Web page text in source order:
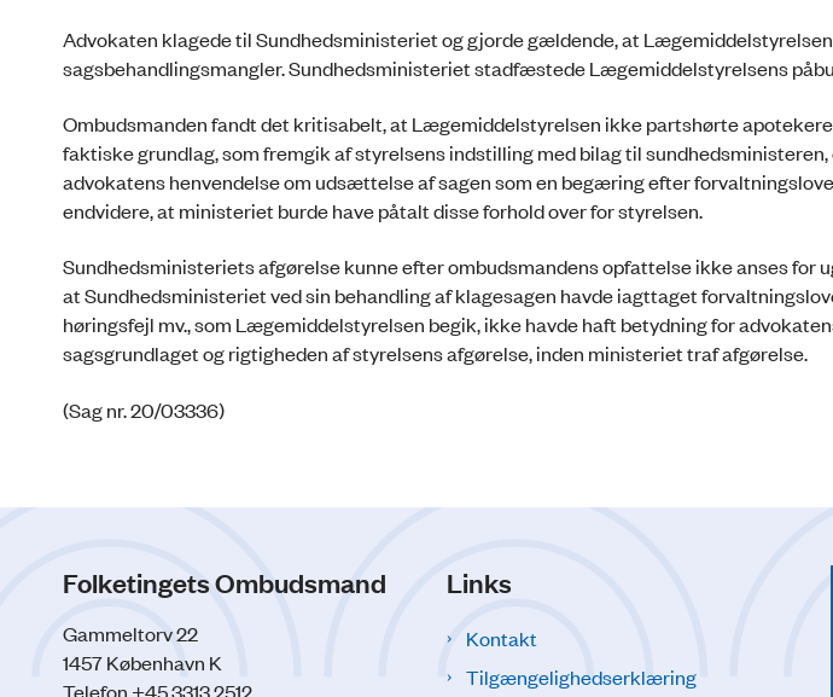
Advokaten klagede til Sundhedsministeriet og gjorde gældende, at
sagsbehandlingsmangler. Sundhedsministeriet stadfæstede Lægemiddelstyrelsens
Ombudsmanden fandt det kritisabelt, at Lægemiddelstyrelsen ikke partshørte
faktiske grundlag, som fremgik af styrelsens indstilling med bilag til
advokatens henvendelse om udsættelse af sagen som en begæring efter
endvidere, at ministeriet burde have påtalt disse forhold over for styrelsen.
Sundhedsministeriets afgørelse kunne efter ombudsmandens opfattelse ikke anses for
at Sundhedsministeriet ved sin behandling af klagesagen havde iagttaget
høringsfejl mv., som Lægemiddelstyrelsen begik, ikke havde haft betydning for
sagsgrundlaget og rigtigheden af styrelsens afgørelse, inden ministeriet traf afgørelse.
(Sag nr. 20/03336)
Folketingets Ombudsmand
Gammeltorv 22
1457 København K
Telefon +45 3313 2512
Links
Kontakt
Tilgængelighedserklæring